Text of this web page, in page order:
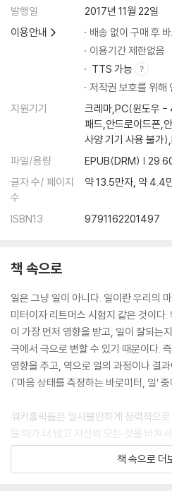
일할 이유가 있는 한 멈추지 않는다
목표는 동기만큼 힘이 세다
일이 안 풀릴 때 치맥이 당기는 이유
당신에게 일은 생업인가? 직업인가? 천
천직은 일의 종류가 아니라 누가 하느냐
자연에서 배우는 동기 사용법: 삼밭의
업무 기력 회복을 위한 동기 훈련_나의
2. 정서: 유능감을 회복해야 일이 즐겁다
감정의 불길에 타 죽은 혼돈 속의 천재
일과 정서는 상호 작용한다
일을 하며 만나는 네 종류의 정서
지시받는다고 생각하면 유능감이 사라진
자연에서 배우는 정서 훈련법: 죽음의
3. 인지: 자신감은 찾되 자만심은 버려라
‘나는 신이다’라고 외친 영혼의 절규자
당신을 막는 것은 상황이 아니라 생각이
생각 때문에 죽은 쥐
스스로 하는 인지치료법: ABCDE기법
자신감은 자존감에서 온다
패배의식이 열등감을 키운다
업무 기력 회복을 위한 인지 훈련_자신
4. 행동: 당신의 일을 지금 시작하라
해야 할 일을 하는 사람에게 기적이 찾
훈련으로 25분에 250단어를 써낸 우편
발행일
2017년 11월 22일
이용안내
배송 없이 구매 후
이용기간 제한없음
TTS 가능
저작권 보호를 위해
지원기기
크레마,PC(윈도우 -
패드,안드로이드폰,
사양 기기 사용 불가
파일/용량
EPUB(DRM) |
글자 수/ 페이지
수
약 13.5만자, 약 4.4
ISBN13 9791162201497
책 속으로
일은 그냥 일이 아니다. 일이란 우리의
미터이자 리트머스 시험지 같은 것이다
이 가장 먼저 영향을 받고, 일이 잘되는
극에서 극으로 변할 수 있기 때문이다.
영향을 주고, 역으로 일의 과정이나 결
('마음 상태를 측정하는 바로미터, 일’
워커홀릭들은 일사불란하게 정력적으
을 때가 더 많고 자신의 모든 것을 바쳐
으로 일하는 사람이다. 그래서 누구보
날 더 이상 자신이 어찌할 수 없는 통제
책 속으로 더